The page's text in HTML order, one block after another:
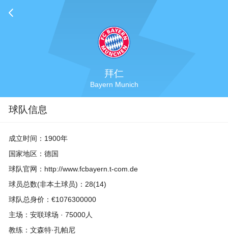
拜仁
Bayern Munich
球队信息
成立时间：1900年
国家地区：德国
球队官网： http://www.fcbayern.t-com.de
球员总数(非本土球员)：28(14)
球队总身价：€1076300000
主场：安联球场 · 75000人
教练：文森特·孔帕尼